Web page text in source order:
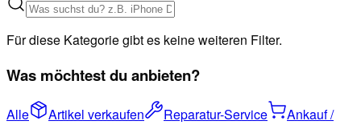
Für diese Kategorie gibt es keine weiteren Filter.
Was möchtest du anbieten?
Alle Artikel verkaufen Reparatur-Service
Ankauf /